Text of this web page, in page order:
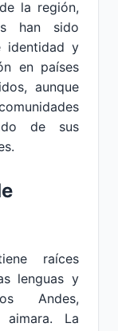
la región,
han sido
identidad y
en países
aunque
de sus
raíces
lenguas y
Andes,
La